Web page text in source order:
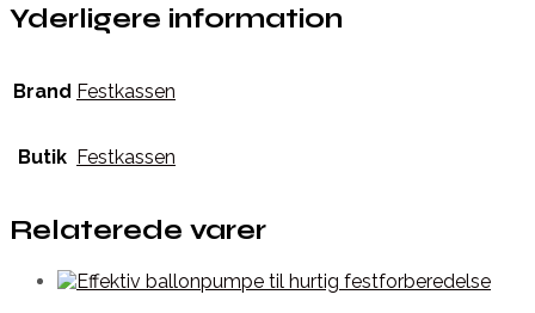
Yderligere information
Brand Festkassen
Butik Festkassen
Relaterede varer